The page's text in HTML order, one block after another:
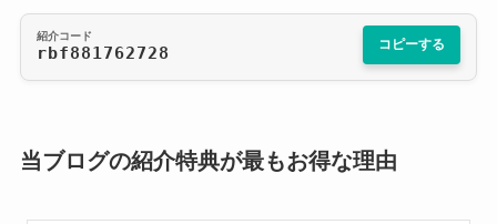
紹介コード
rbf881762728 コピーする
当ブログの紹介特典が最もお得な理由